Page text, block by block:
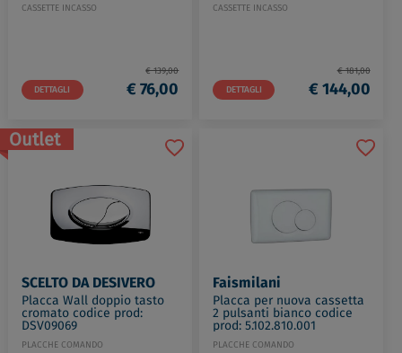
CASSETTE INCASSO
DETTAGLI
€ 139,00
€ 76,00
CASSETTE INCASSO
DETTAGLI
€ 181,00
€ 144,00
Outlet
SCELTO DA DESIVERO
Placca Wall doppio tasto
cromato codice prod:
DSV09069
PLACCHE COMANDO
Faismilani
Placca per nuova cassetta
2 pulsanti bianco codice
prod: 5.102.810.001
PLACCHE COMANDO